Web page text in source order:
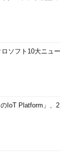
ソフト10大ニュー
IoT Platform」、2